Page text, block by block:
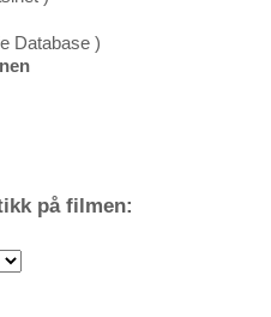
Database )
på filmen: